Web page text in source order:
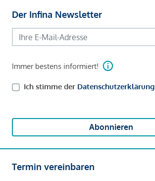
Der Infina Newsletter
Immer bestens informiert!
Ich stimme der Datenschutzerklärung
Abonnieren
Termin vereinbaren